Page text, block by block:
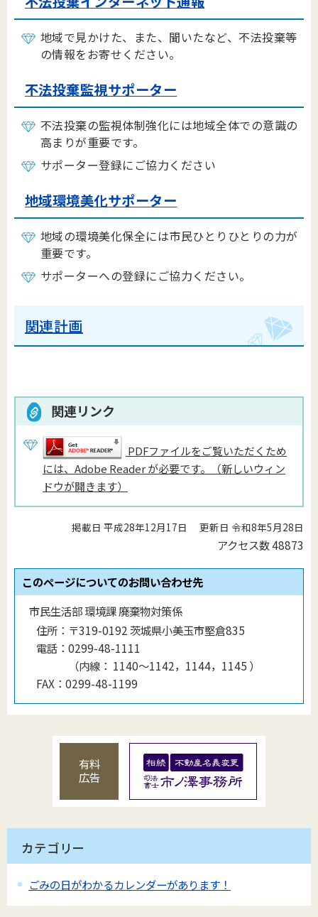
地域で見かけた、また、聞いたなど、不法投棄等
の情報をお寄せください。
不法投棄監視サポーター
不法投棄の監視体制強化には地域全体での意識の
高まりが重要です。
サポーター登録にご協力ください
地域環境美化サポーター
地域の環境美化保全には市民ひとりひとりの力が
重要です。
サポーターへの登録にご協力ください。
関連計画
関連リンク
PDFファイルをご覧いただくため
には、Adobe Reader が必要です。（新しいウィン
ドウが開きます）
掲載日 平成28年12月17日 更新日 令和8年5月28日
アクセス数48873
このページについてのお問い合わせ先
市民生活部 環境課 廃棄物対策係
住所： 〒319-0192 茨城県小美玉市堅倉835
電話： 0299-48-1111
（内線 ： 1140〜1142，1144，1145 ）
FAX： 0299-48-1199
有料
広告
カテゴリー
ごみの日がわかるカレンダーがあります！